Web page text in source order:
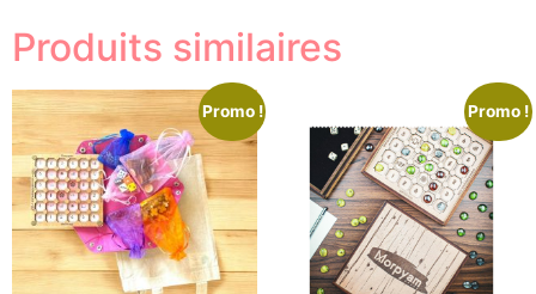
Produits similaires
Promo ! Promo !